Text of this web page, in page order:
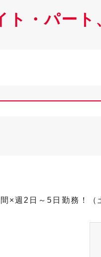
ト・パー
週2日～5日勤務！（